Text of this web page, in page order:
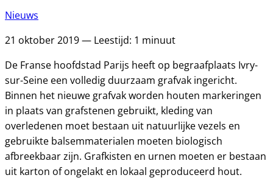
Nieuws
21 oktober 2019 — Leestijd: 1 minuut
De Franse hoofdstad Parijs heeft op begraafplaats Ivry-
sur-Seine een volledig duurzaam grafvak ingericht.
Binnen het nieuwe grafvak worden houten markeringen
in plaats van grafstenen gebruikt, kleding van
overledenen moet bestaan uit natuurlijke vezels en
gebruikte balsemmaterialen moeten biologisch
afbreekbaar zijn. Grafkisten en urnen moeten er bestaan
uit karton of ongelakt en lokaal geproduceerd hout.